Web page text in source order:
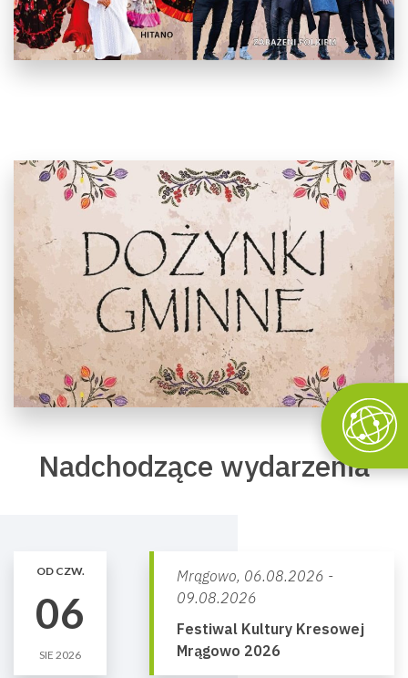
Nadchodzące wydarzenia
OD CZW.
06
SIE 2026
Mrągowo, 06.08.2026 -
09.08.2026
Festiwal Kultury Kresowej
Mrągowo 2026